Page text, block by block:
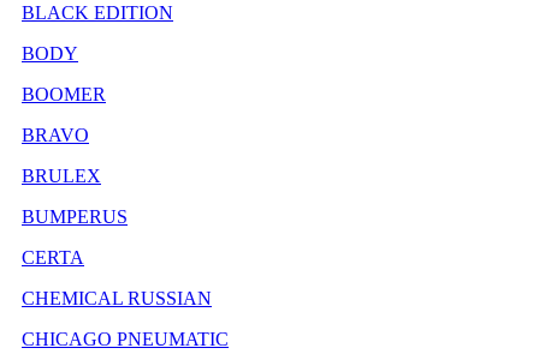
BLACK EDITION
BODY
BOOMER
BRAVO
BRULEX
BUMPERUS
CERTA
CHEMICAL RUSSIAN
CHICAGO PNEUMATIC